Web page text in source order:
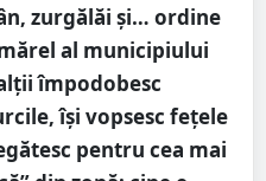
zurgălăi și… ordine
al municipiului
împodobesc
își vopsesc fețele
pentru cea mai